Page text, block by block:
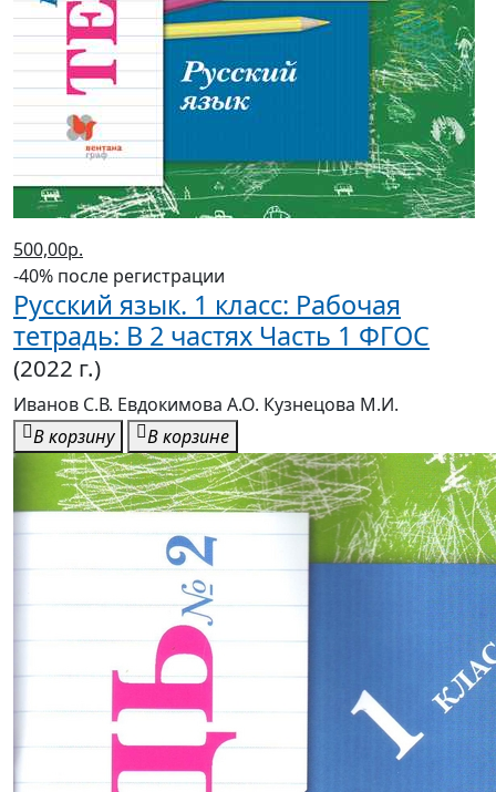
500,00р.
-40% после регистрации
Русский язык. 1 класс: Рабочая
тетрадь: В 2 частях Часть 1 ФГОС
(2022 г.)
Иванов С.В. Евдокимова А.О. Кузнецова М.И.
В корзину
В корзине